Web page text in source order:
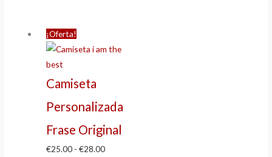
¡Oferta!
Camiseta
Personalizada
Frase Original
€25.00 - €28.00